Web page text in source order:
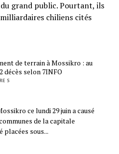
grand public. Pourtant, ils
chiliens cités
de terrain à Mossikro : au
décès selon 7INFO
S
ce lundi 29 juin a causé
de la capitale
placées sous...